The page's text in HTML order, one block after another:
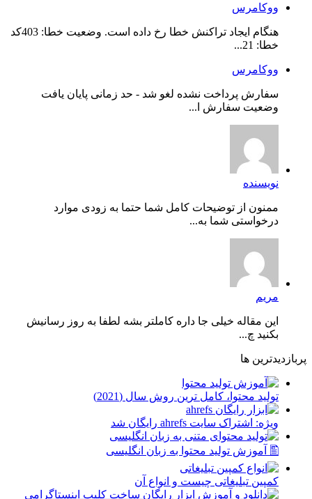
ووکامرس
هنگام ایجاد تراکنش خطا رخ داده است. وضعیت خطا: 403کد
خطا: 21...
ووکامرس
سفارش پرداخت نشده لغو شد - حد زمانی پایان یافت
وضعیت سفارش ا...
نویسنده
ممنون از توضیحات کامل شما حتما به زودی موارد
درخواستی شما به...
مریم
این مقاله خیلی جا داره کاملتر بشه لطفا به روز رسانیش
بکنید چ...
پربازدیدترین ها
توليد محتوا، کامل ترین روش سال (2021)
ویژه: اشتراک سایت ahrefs رایگان شد
🖺 آموزش تولید محتوا به زبان انگلیسی
کمپین تبلیغاتی چیست و انواع آن